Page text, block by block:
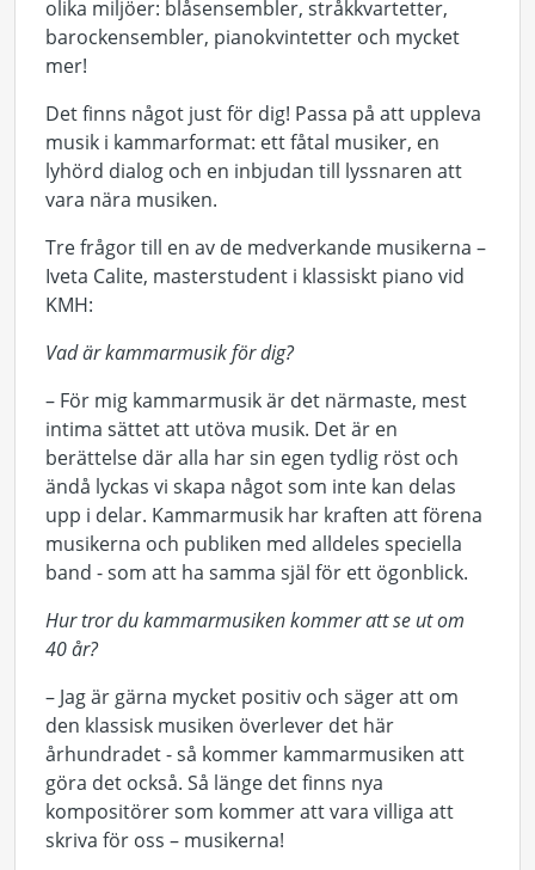
olika miljöer: blåsensembler, stråkkvartetter,
barockensembler, pianokvintetter och mycket
mer!
Det finns något just för dig! Passa på att uppleva
musik i kammarformat: ett fåtal musiker, en
lyhörd dialog och en inbjudan till lyssnaren att
vara nära musiken.
Tre frågor till en av de medverkande musikerna –
Iveta Calite, masterstudent i klassiskt piano vid
KMH:
Vad är kammarmusik för dig?
– För mig kammarmusik är det närmaste, mest
intima sättet att utöva musik. Det är en
berättelse där alla har sin egen tydlig röst och
ändå lyckas vi skapa något som inte kan delas
upp i delar. Kammarmusik har kraften att förena
musikerna och publiken med alldeles speciella
band - som att ha samma själ för ett ögonblick.
Hur tror du kammarmusiken kommer att se ut om
40 år?
– Jag är gärna mycket positiv och säger att om
den klassisk musiken överlever det här
århundradet - så kommer kammarmusiken att
göra det också. Så länge det finns nya
kompositörer som kommer att vara villiga att
skriva för oss – musikerna!